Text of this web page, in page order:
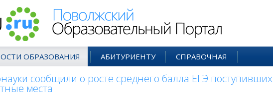
ОБРАЗОВАНИЯ АБИТУРИЕНТУ СПРАВОЧНАЯ
сообщили о росте среднего балла ЕГЭ поступивших
места